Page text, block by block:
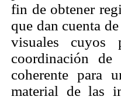
fin de obtener
que dan cuenta
visuales
coordinación de
coherente para
material de las